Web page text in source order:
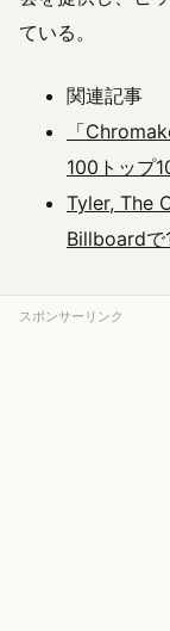
ている。
関連記事
「
100トップ
Tyler, The
Billboardで
スポンサーリンク